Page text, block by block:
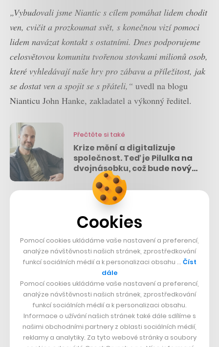
„Vybudovali jsme Niantic s cílem pomáhat lidem chodit
ven, cvičit a prozkoumat svět, s konečnou vizí pomoci
lidem navázat kontakt s ostatními. Dnes podporujeme
celosvětovou komunitu tvořenou stovkami milionů osob,
které vyhledávají naše hry pro zábavu a příležitost, jak
se dostat ven a spojit se s přáteli,“ uvedl na blogu
Nianticu John Hanke, zakladatel a výkonný ředitel.
Přečtěte si také
Krize mění a digitalizuje
společnost. Teď je Pilulka na
dvojnásobku, což bude nový
normál, říká její zakladatel
Martin Kasa
Celou tuto filozofii studia dokonale naplňují live eventy,
během kterých se na jedno místo sjedou hráči z celého
doprovodný program po boku další nadšenců do hry.
Jen v minulém roce přineslo pořádání těchto akcí
hostujícím městům 250 milionů dolarů (přibližně 6,2
miliardy korun).
Příkladem může být loňský Pokémon Go Fest, který se
odehrál v německém Dortmundu. Sem přicestovalo 86
Cookies
Pomocí cookies ukládáme vaše nastavení a preferencí,
analýze návštěvnosti našich stránek, zprostředkování
funkcí sociálních médií a k personalizaci obsahu … Číst
dále
Pomocí cookies ukládáme vaše nastavení a preferencí,
analýze návštěvnosti našich stránek, zprostředkování
funkcí sociálních médií a k personalizaci obsahu.
Informace o užívání našich stránek také dále sdílíme s
našimi obchodními partnery z oblasti sociálních médií,
reklamy a analytiky. Za tyto webové stránky a soubory